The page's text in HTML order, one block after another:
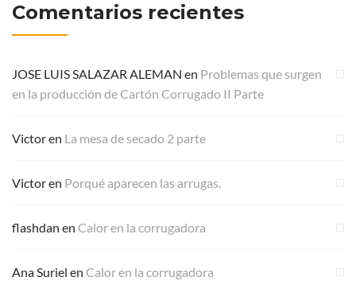
Comentarios recientes
JOSE LUIS SALAZAR ALEMAN en Problemas que surgen
en la producción de Cartón Corrugado II Parte
Victoren La mesa de secado 2 parte
Victoren Porqué aparecen las arrugas.
flashdan en Calor en la corrugadora
Ana Suriel en Calor en la corrugadora